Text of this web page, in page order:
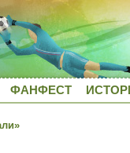
ФАНФЕСТ